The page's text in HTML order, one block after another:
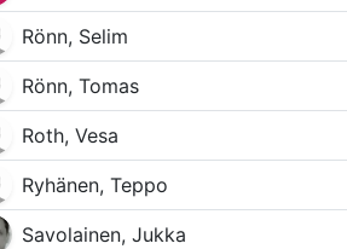
Rönn, Selim
Rönn, Tomas
Roth, Vesa
Ryhänen, Teppo
Savolainen, Jukka